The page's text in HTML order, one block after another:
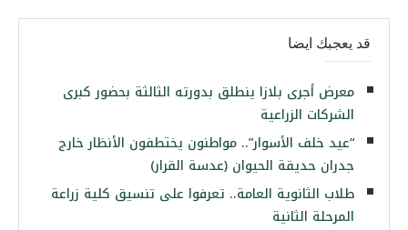
قد يعجبك ايضا
معرض أجرى بلازا ينطلق بدورته الثالثة بحضور كبرى
الشركات الزراعية
“عيد خلف الأسوار”.. مواطنون يختطفون الأنظار خارج
جدران حديقة الحيوان (عدسة القرار)
طلاب الثانوية العامة.. تعرفوا على تنسيق كلية زراعة
المرحلة الثانية